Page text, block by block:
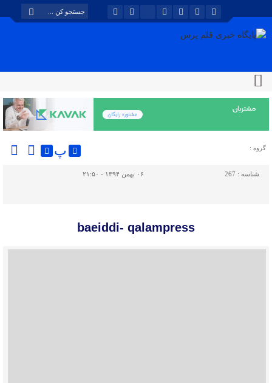
گروه : پ
شناسه : 267 ۰۶ بهمن ۱۳۹۴ - ۲۱:۵۰
baeiddi- qalampress